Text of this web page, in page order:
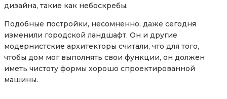
дизайна, такие как небоскребы.
Подобные постройки, несомненно, даже сегодня
изменили городской ландшафт. Он и другие
модернистские архитекторы считали, что для того,
чтобы дом мог выполнять свои функции, он должен
иметь чистоту формы хорошо спроектированной
машины.